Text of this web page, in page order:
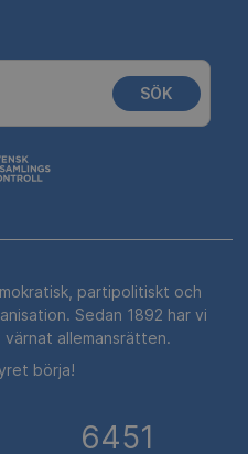
SÖK
partipolitiskt och
Sedan 1892 har vi
allemansrätten.
börja!
6451